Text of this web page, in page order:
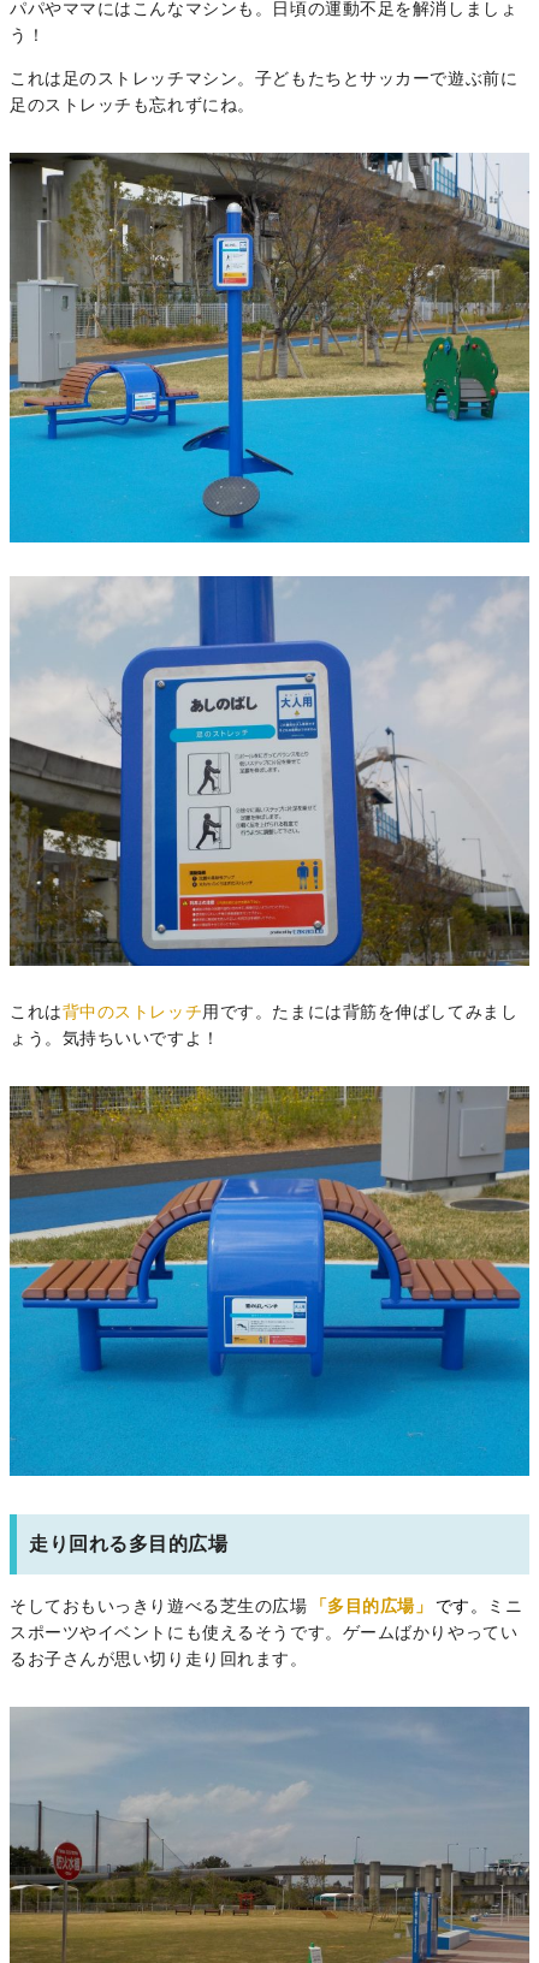
パパやママにはこんなマシンも。日頃の運動不足を解消しましょ
う！
これは足のストレッチマシン。子どもたちとサッカーで遊ぶ前に
足のストレッチも忘れずにね。
これは背中のストレッチ用です。たまには背筋を伸ばしてみまし
ょう。気持ちいいですよ！
走り回れる多目的広場
そしておもいっきり遊べる芝生の広場 「多目的広場」 です。
ミニ
スポーツやイベントにも使えるそうです。ゲームばかりやってい
るお子さんが思い切り走り回れます。